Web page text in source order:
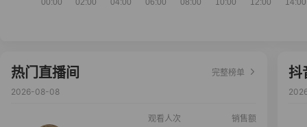
热门直播间
完整榜单
2026-08-08
观看人次 销售额
抖